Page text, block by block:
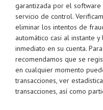
garantizada por el
servicio de control.
eliminar los intentos de
automático casi al instante
inmediato en su cuenta.
recomendamos que se
en cualquier momento
transacciones, ver
transacciones, así como